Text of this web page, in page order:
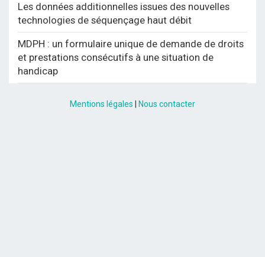
Les données additionnelles issues des nouvelles
technologies de séquençage haut débit
MDPH : un formulaire unique de demande de droits
et prestations consécutifs à une situation de
handicap
Mentions légales Nous contacter